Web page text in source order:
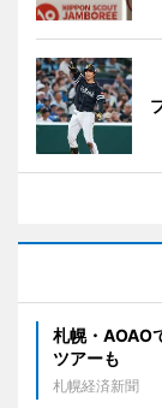
札幌・AOAO
ツアーも
札幌経済新聞